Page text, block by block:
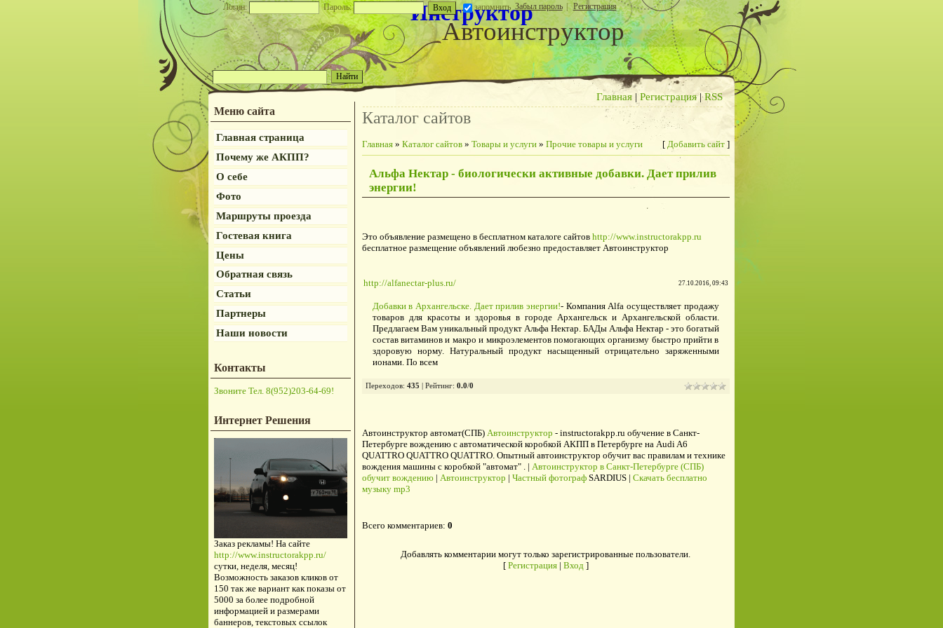
Логин: Пароль: запомнить Забыл пароль | Регистрация
Автоинструктор
Инструктор
Главная| Регистрация|RSS
Меню сайта
Главная страница
Почему же АКПП?
О себе
Фото
Маршруты проезда
Гостевая книга
Цены
Обратная связь
Статьи
Партнеры
Наши новости
Контакты
Звоните Тел. 8(952)203-64-69!
Интернет Решения
Заказ рекламы! На сайте
http://www.instructorakpp.ru/
сутки, неделя, месяц!
Возможность заказов кликов от
150 так же вариант как показы от
5000 за более подробной
информацией и размерами
баннеров, текстовых ссылок
Каталог сайтов
Главная» Каталог сайтов» Товары и услуги» Прочие товары и услуги [ Добавить сайт]
Альфа Нектар - биологически активные добавки. Дает прилив
энергии!
Это объявление размещено в бесплатном каталоге сайтов http://www.instructorakpp.ru
бесплатное размещение объявлений любезно предоставляет Автоинструктор
http://alfanectar-plus.ru/ 27.10.2016, 09:43
Добавки в Архангельске. Дает прилив энергии!- Компания Alfa осуществляет продажу
товаров для красоты и здоровья в городе Архангельск и Архангельской области.
Предлагаем Вам уникальный продукт Альфа Нектар. БАДы Альфа Нектар - это богатый
состав витаминов и макро и микроэлементов помогающих организму быстро прийти в
здоровую норму. Натуральный продукт насыщенный отрицательно заряженными
ионами. По всем
Переходов: 435 Рейтинг: 0.0/0
Автоинструктор автомат(СПБ) Автоинструктор - instructorakpp.ru обучение в Санкт-
Петербурге вождению с автоматической коробкой АКПП в Петербурге на Audi A6
QUATTRO QUATTRO QUATTRO. Опытный автоинструктор обучит вас правилам и технике
вождения машины с коробкой "автомат" . | Автоинструктор в Санкт-Петербурге (СПБ)
обучит вождению| Автоинструктор | Частный фотографSARDIUS | Скачать бесплатно
музыку mp3
Всего комментариев: 0
Добавлять комментарии могут только зарегистрированные пользователи.
[ Регистрация| Вход]